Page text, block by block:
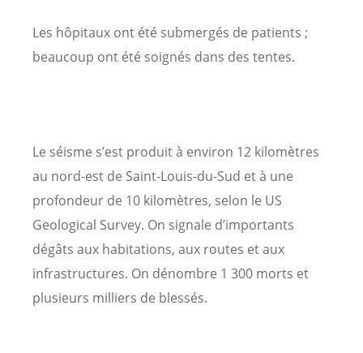
Les hôpitaux ont été submergés de patients ;
beaucoup ont été soignés dans des tentes.
Le séisme s’est produit à environ 12 kilomètres
au nord-est de Saint-Louis-du-Sud et à une
profondeur de 10 kilomètres, selon le US
Geological Survey. On signale d’importants
dégâts aux habitations, aux routes et aux
infrastructures. On dénombre 1 300 morts et
plusieurs milliers de blessés.